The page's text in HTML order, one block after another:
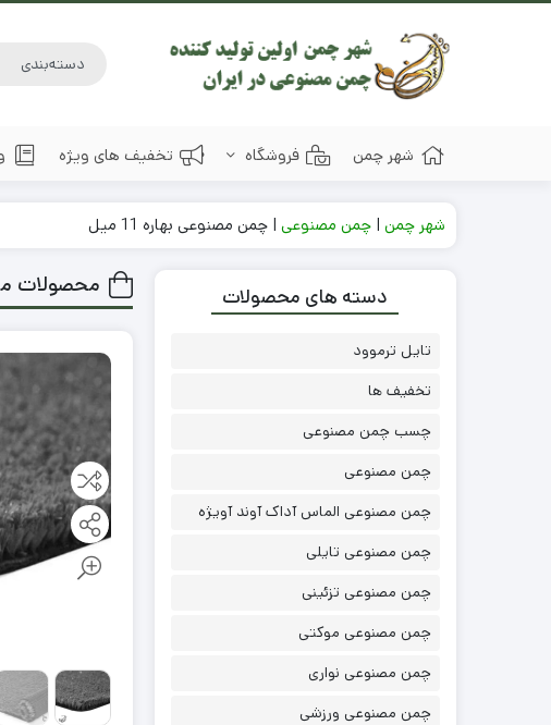
شهر چمن فروشگاه تخفیف های ویژه
شهر چمن | چمن مصنوعی | چمن مصنوعی بهاره 11 میل
محصولات دسته های محصولات
تایل ترموود
تخفیف ها
چسب چمن مصنوعی
چمن مصنوعی
چمن مصنوعی الماس آداک آوند آویژه
چمن مصنوعی تایلی
چمن مصنوعی تزئینی
چمن مصنوعی موکتی
چمن مصنوعی نواری
چمن مصنوعی ورزشی